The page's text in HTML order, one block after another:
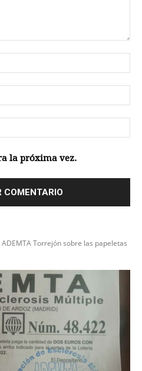
la próxima vez.